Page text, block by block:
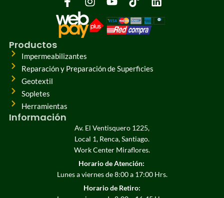
Información
Av. El Ventisquero 1225,
Local 1, Renca, Santiago.
Work Center Miraflores.
Horario de Atención:
Lunes a viernes de 8:00 a 17:00 Hrs.
Horario de Retiro:
Productos
Impermeabilizantes
Reparación y Preparación de Superficies
Geotextil
Sopletes
Herramientas